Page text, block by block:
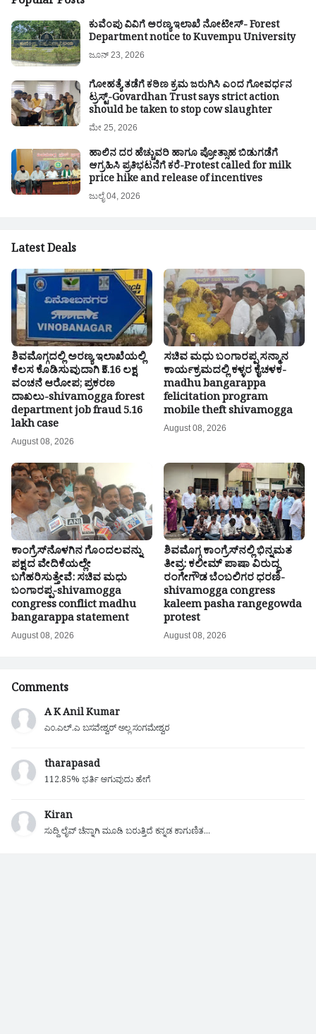
ಕುವೆಂಪು ವಿವಿಗೆ ಅರಣ್ಯ ಇಲಾಖೆ ನೋಟೀಸ್- Forest
Department notice to Kuvempu University
ಜೂನ್ 23, 2026
ಗೋಹತ್ಯೆ ತಡೆಗೆ ಕಠಿಣ ಕ್ರಮ ಜರುಗಿಸಿ ಎಂದ ಗೋವರ್ಧನ
ಟ್ರಸ್ಟ್-Govardhan Trust says strict action
should be taken to stop cow slaughter
ಮೇ 25, 2026
ಹಾಲಿನ ದರ ಹೆಚ್ಚುವರಿ ಹಾಗೂ ಪ್ರೋತ್ಸಾಹ ಬಿಡುಗಡೆಗೆ
ಆಗ್ರಹಿಸಿ ಪ್ರತಿಭಟನೆಗೆ ಕರೆ-Protest called for milk
price hike and release of incentives
ಜುಲೈ 04, 2026
Latest Deals
ಶಿವಮೊಗ್ಗದಲ್ಲಿ ಅರಣ್ಯ ಇಲಾಖೆಯಲ್ಲಿ
ಕೆಲಸ ಕೊಡಿಸುವುದಾಗಿ ₹5.16 ಲಕ್ಷ
ವಂಚನೆ ಆರೋಪ; ಪ್ರಕರಣ
ದಾಖಲು-shivamogga forest
department job fraud 5.16
lakh case
August 08, 2026
ಸಚಿವ ಮಧು ಬಂಗಾರಪ್ಪ ಸನ್ಮಾನ
ಕಾರ್ಯಕ್ರಮದಲ್ಲಿ ಕಳ್ಳರ ಕೈಚಳಕ-
madhu bangarappa
felicitation program
mobile theft shivamogga
August 08, 2026
ಕಾಂಗ್ರೆಸ್‌ನೊಳಗಿನ ಗೊಂದಲವನ್ನು
ಪಕ್ಷದ ವೇದಿಕೆಯಲ್ಲೇ
ಬಗೆಹರಿಸುತ್ತೇವೆ: ಸಚಿವ ಮಧು
ಬಂಗಾರಪ್ಪ-shivamogga
congress conflict madhu
bangarappa statement
August 08, 2026
ಶಿವಮೊಗ್ಗ ಕಾಂಗ್ರೆಸ್‌ನಲ್ಲಿ ಭಿನ್ನಮತ
ತೀವ್ರ: ಕಲೀಮ್ ಪಾಷಾ ವಿರುದ್ಧ
ರಂಗೇಗೌಡ ಬೆಂಬಲಿಗರ ಧರಣಿ-
shivamogga congress
kaleem pasha rangegowda
protest
August 08, 2026
Comments
A K Anil Kumar
ಎಂ.ಎಲ್.ಎ ಬಸವೇಶ್ವರ್ ಅಲ್ಲ ಸಂಗಮೇಶ್ವರ
tharapasad
112.85% ಭರ್ತಿ ಆಗುವುದು ಹೇಗೆ
Kiran
ಸುದ್ದಿ ಲೈವ್ ಚೆನ್ನಾಗಿ ಮೂಡಿ ಬರುತ್ತಿದೆ ಕನ್ನಡ ಕಾಗುಣಿತ...